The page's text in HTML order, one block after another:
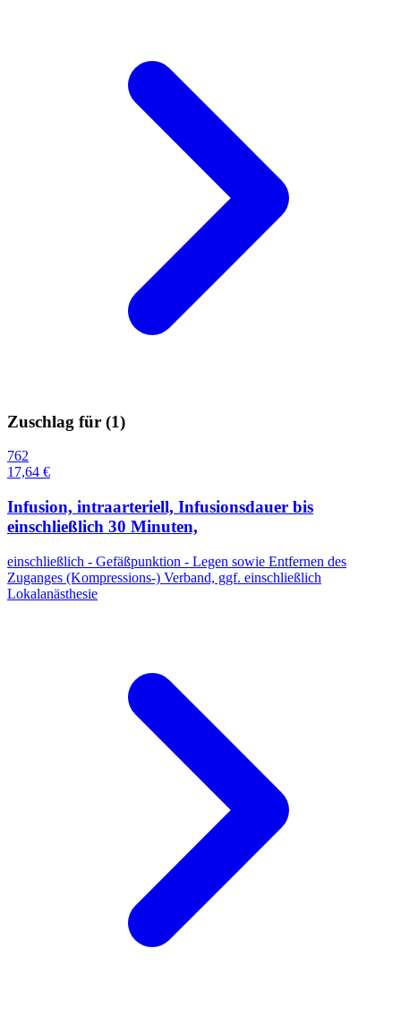
Zuschlag für (1)
762
17,64 €
Infusion, intraarteriell, Infusionsdauer bis
einschließlich 30 Minuten,
einschließlich - Gefäßpunktion - Legen sowie Entfernen des
Zuganges (Kompressions-) Verband, ggf. einschließlich
Lokalanästhesie